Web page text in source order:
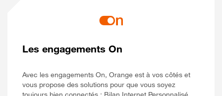
Les engagements On
Avec les engagements On, Orange est à vos côtés et
vous propose des solutions pour que vous soyez